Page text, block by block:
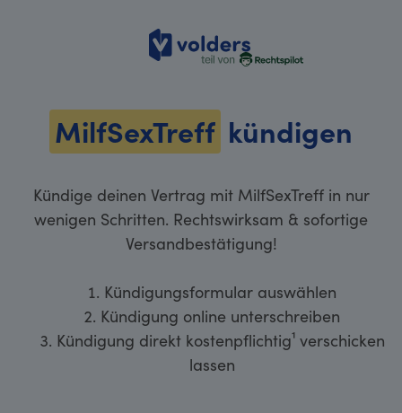
volders
MilfSexTreff kündigen
Kündige deinen Vertrag mit MilfSexTreff in nur
wenigen Schritten. Rechtswirksam & sofortige
Versandbestätigung!
Kündigungsformular auswählen
Kündigung online unterschreiben
Kündigung direkt kostenpflichtig¹ verschicken
lassen